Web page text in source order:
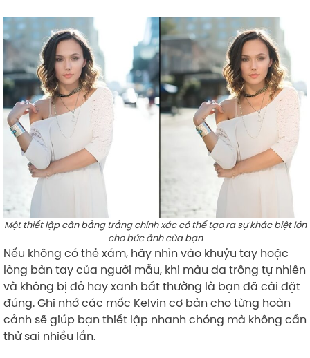
Một thiết lập cân bằng trắng chính xác có thể tạo ra sự khác biệt lớn
cho bức ảnh của bạn
Nếu không có thẻ xám, hãy nhìn vào khuỷu tay hoặc
lòng bàn tay của người mẫu, khi màu da trông tự nhiên
và không bị đỏ hay xanh bất thường là bạn đã cài đặt
đúng. Ghi nhớ các mốc Kelvin cơ bản cho từng hoàn
cảnh sẽ giúp bạn thiết lập nhanh chóng mà không cần
thử sai nhiều lần.